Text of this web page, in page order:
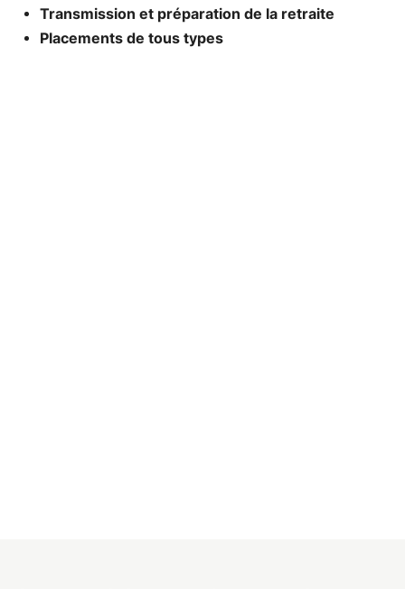
Transmission et préparation de la retraite
Placements de tous types